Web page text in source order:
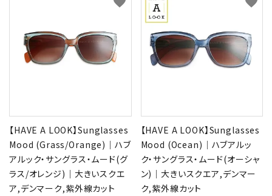
【HAVE A LOOK】Sunglasses
Mood (Grass/Orange)｜ハブ
アルック・サングラス・ムード(グ
ラス/オレンジ)｜大きいスクエ
ア,デンマーク,紫外線カット
【HAVE A LOOK】Sunglasses
Mood (Ocean)｜ハブアルッ
ク・サングラス・ムード(オーシャ
ン)｜大きいスクエア,デンマー
ク,紫外線カット